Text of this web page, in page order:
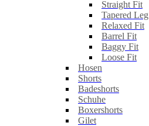
Straight Fit
Tapered Leg
Relaxed Fit
Barrel Fit
Baggy Fit
Loose Fit
Hosen
Shorts
Badeshorts
Schuhe
Boxershorts
Gilet